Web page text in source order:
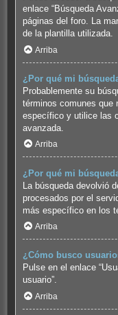
enlace “Búsqueda
páginas del foro. La
de la plantilla utilizada.
Arriba
¿Por qué mi
Probablemente su
términos comunes que
específico y utilice las
avanzada.
Arriba
¿Por qué mi
La búsqueda devolvió
procesados por el
más específico en los
Arriba
¿Cómo busco
Pulse en el enlace
usuario”.
Arriba